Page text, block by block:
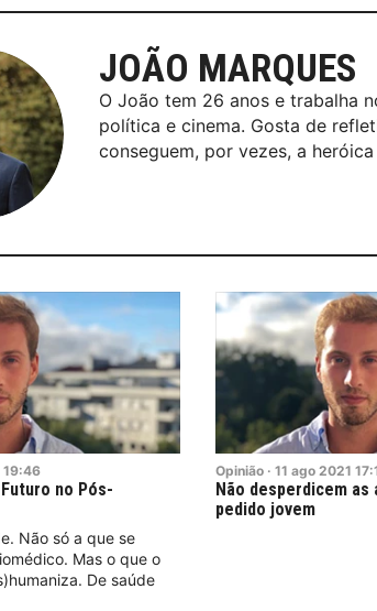
JOÃO MARQUES
O João tem 26 anos e trabalha
política e cinema. Gosta de
conseguem, por vezes, a
19:46
no Pós-
Não só a que se
Mas o que o
De saúde
Opinião · 11 ago 2021
Não desperdicem as
pedido jovem